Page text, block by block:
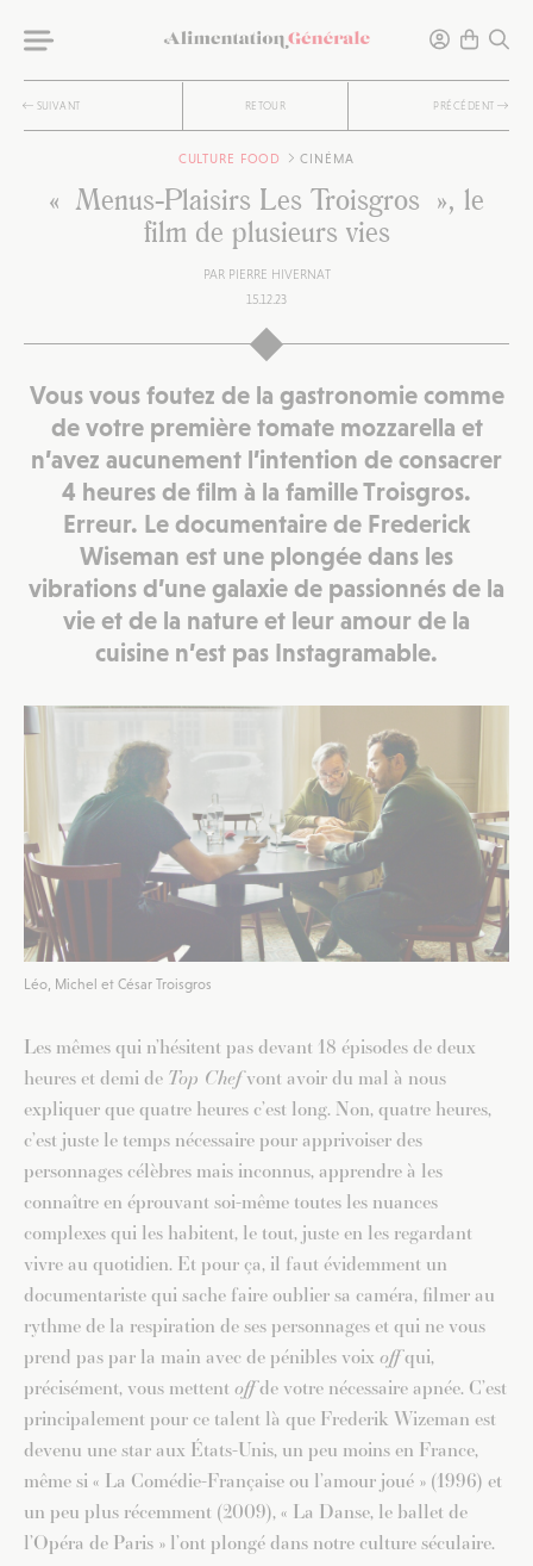
SUIVANT RETOUR PRÉCÉDENT
CULTURE FOOD CINÉMA
« Menus-Plaisirs Les Troisgros », le
film de plusieurs vies
PAR PIERRE HIVERNAT
15.12.23
Vous vous foutez de la gastronomie comme
de votre première tomate mozzarella et
n’avez aucunement l’intention de consacrer
4 heures de film à la famille Troisgros.
Erreur. Le documentaire de Frederick
Wiseman est une plongée dans les
vibrations d’une galaxie de passionnés de la
vie et de la nature et leur amour de la
cuisine n’est pas Instagramable.
Léo, Michel et César Troisgros
Les mêmes qui n’hésitent pas devant 18 épisodes de deux
heures et demi de Top Chefvont avoir du mal à nous
expliquer que quatre heures c’est long. Non, quatre heures,
c’est juste le temps nécessaire pour apprivoiser des
personnages célèbres mais inconnus, apprendre à les
connaître en éprouvant soi-même toutes les nuances
complexes qui les habitent, le tout, juste en les regardant
vivre au quotidien. Et pour ça, il faut évidemment un
documentariste qui sache faire oublier sa caméra, filmer au
rythme de la respiration de ses personnages et qui ne vous
prend pas par la main avec de pénibles voix offqui,
précisément, vous mettent offde votre nécessaire apnée. C’est
principalement pour ce talent là que Frederik Wizeman est
devenu une star aux États-Unis, un peu moins en France,
même si « La Comédie-Française ou l’amour joué » (1996) et
un peu plus récemment (2009), « La Danse, le ballet de
l’Opéra de Paris » l’ont plongé dans notre culture séculaire.